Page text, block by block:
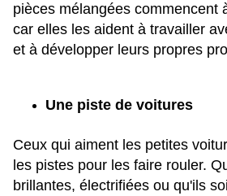
pièces mélangées commencent
car elles les aident à travailler
et à développer leurs propres
Une piste de voitures
Ceux qui aiment les petites
les pistes pour les faire rouler.
brillantes, électrifiées ou qu'ils